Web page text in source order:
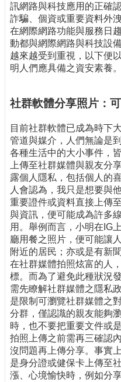
產
業
專
欄
訊網路與科技應用的正確
詐騙、個資或重要資料外
在網際網路功能與服務日
動都與網際網路與科技設
越來越受到重視，以下便
明人們應具備之資安素養。
社群軟體分享照片：
目前社群軟體已成為時下
管道與媒介，人們無論是
各種生活中的大小事件，
上傳至社群媒體與親友分
露個人隱私，包括個人的
人會認為，我只是想要與
重要證件或資料直接上傳
與資訊，便可能成為許多
用。舉例而言，小明在IG
廳用餐之照片，便可能讓
附近的居民；亦或是有新
在社群媒體拍照炫富的人
標。而為了避免此種狀況
需先瞭解社群媒體之隱私
是限制可瀏覽社群媒體之
分群，僅認識的親友能夠
時，也不要把重要文件或
拍照上傳之前需再三確認
沒問題再上傳分享。事實
是身分證或健保卡上傳至
漲、心境愉快時，例如分